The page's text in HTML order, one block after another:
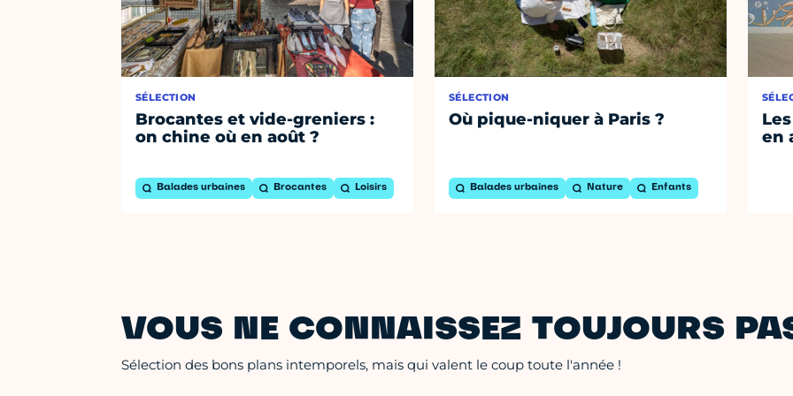
SÉLECTION
Brocantes et vide-greniers :
on chine où en août ?
Balades urbaines Brocantes Loisirs
SÉLECTION
Où pique-niquer à Paris ?
Balades urbaines Nature Enfants
en
VOUS NE CONNAISSEZ TOUJOURS
Sélection des bons plans intemporels, mais qui valent le coup toute l'année !